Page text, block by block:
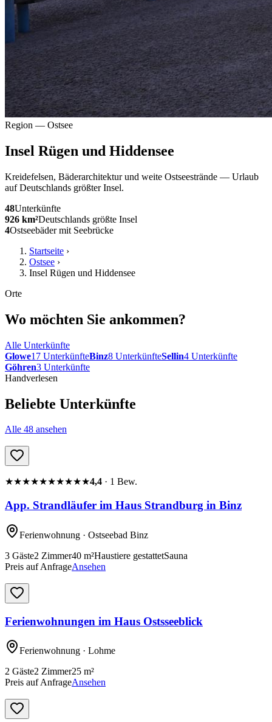
Region — Ostsee
Insel Rügen und Hiddensee
Kreidefelsen, Bäderarchitektur und weite Ostseestrände — Urlaub
auf Deutschlands größter Insel.
48Unterkünfte
926 km²Deutschlands größte Insel
4Ostseebäder mit Seebrücke
Startseite ›
Ostsee ›
Insel Rügen und Hiddensee
Orte
Wo möchten Sie ankommen?
Alle Unterkünfte
Glowe17 UnterkünfteBinz8 UnterkünfteSellin4 Unterkünfte
Göhren3 Unterkünfte
Handverlesen
Beliebte Unterkünfte
Alle 48 ansehen
★★★★★★★★★★4,4 · 1 Bew.
App. Strandläufer im Haus Strandburg in Binz
Ferienwohnung · Ostseebad Binz
3 Gäste2 Zimmer40 m²Haustiere gestattetSauna
Preis auf AnfrageAnsehen
Ferienwohnungen im Haus Ostsseeblick
Ferienwohnung · Lohme
2 Gäste2 Zimmer25 m²
Preis auf AnfrageAnsehen